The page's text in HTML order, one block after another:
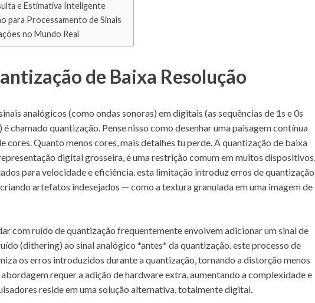
e Estimativa Inteligente
para Processamento de Sinais
no Mundo Real
de Baixa Resolução
analógicos (como ondas sonoras) em digitais (as sequências de 1s e 0s
chamado quantização. Pense nisso como desenhar uma paisagem contínua
cores. Quanto menos cores, mais detalhes tu perde. A quantização de baixa
digital grosseira, é uma restrição comum em muitos dispositivos,
para velocidade e eficiência. esta limitação introduz erros de quantização,
artefatos indesejados — como a textura granulada em uma imagem de
com ruído de quantização frequentemente envolvem adicionar um sinal de
(dithering) ao sinal analógico *antes* da quantização. este processo de
os erros introduzidos durante a quantização, tornando a distorção menos
requer a adição de hardware extra, aumentando a complexidade e
reside em uma solução alternativa, totalmente digital.